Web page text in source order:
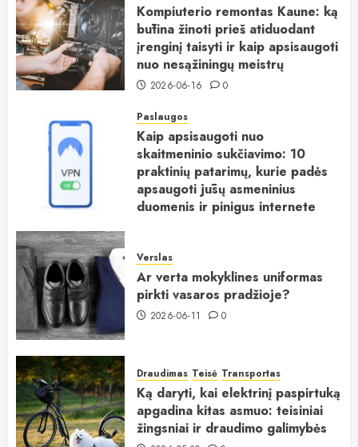
Kompiuterio remontas Kaune: ką
būtina žinoti prieš atiduodant
įrenginį taisyti ir kaip apsisaugoti
nuo nesąžiningų meistrų
2026-06-16 0
Paslaugos
Kaip apsisaugoti nuo
skaitmeninio sukčiavimo: 10
praktinių patarimų, kurie padės
apsaugoti jūsų asmeninius
duomenis ir pinigus internete
Verslas
Ar verta mokyklines uniformas
pirkti vasaros pradžioje?
2026-06-11 0
Draudimas Teisė Transportas
Ką daryti, kai elektrinį paspirtuką
apgadina kitas asmuo: teisiniai
žingsniai ir draudimo galimybės